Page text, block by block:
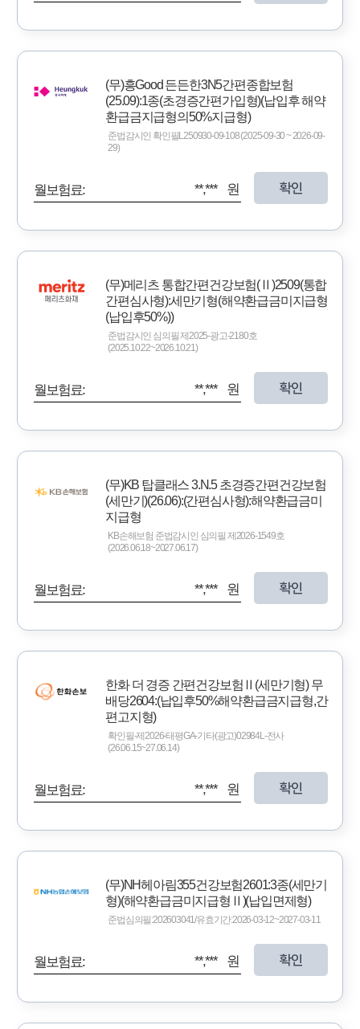
(무)흥Good 든든한3N5간편종합보험
(25.09):1종(초경증간편가입형)(납입후 해약
환급금지급형의50%지급형)
준법감시인 확인필L250930-09-108 (2025-09-30 ~ 2026-09-
29)
월보험료: **,*** 원 확인
(무)메리츠 통합간편건강보험(Ⅱ)2509(통합
간편심사형):세만기형(해약환급금미지급형
(납입후50%))
준법감시인 심의필 제2025-광고-2180호
(2025.10.22~2026.10.21)
월보험료: **,*** 원 확인
(무)KB 탑클래스 3.N.5 초경증간편건강보험
(세만기)(26.06):(간편심사형):해약환급금미
지급형
KB손해보험 준법감시인 심의필 제2026-1549호
(2026.06.18~2027.06.17)
월보험료: **,*** 원 확인
한화 더 경증 간편건강보험Ⅱ(세만기형) 무
배당2604:(납입후50%해약환급금지급형,간
편고지형)
확인필-제2026-태평GA-기타(광고)02984L-전사
(26.06.15~27.06.14)
월보험료: **,*** 원 확인
(무)NH헤아림355건강보험2601:3종(세만기
형)(해약환급금미지급형Ⅱ)(납입면제형)
준법심의필:202603041/유효기간:2026-03-12~2027-03-11
월보험료: **,*** 원 확인